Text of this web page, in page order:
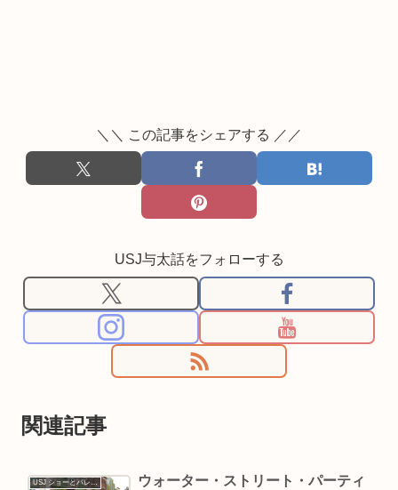
＼＼ この記事をシェアする ／／
USJ与太話をフォローする
関連記事
USJ ショーとパレード
ウォーター・ストリート・パーティ